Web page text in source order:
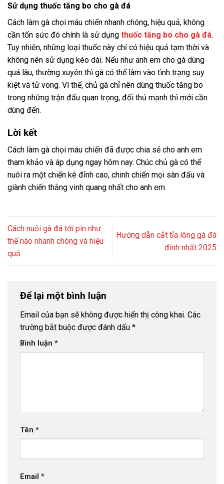
Sử dụng thuốc tăng bo cho gà đá
Cách làm gà chọi máu chiến nhanh chóng, hiệu quả, không
cần tốn sức đó chính là sử dụng thuốc tăng bo cho gà đá.
Tuy nhiên, những loại thuốc này chỉ có hiệu quả tạm thời và
không nên sử dụng kéo dài. Nếu như anh em cho gà dùng
quá lâu, thường xuyên thì gà có thể lâm vào tình trạng suy
kiệt và tử vong. Vì thế, chủ gà chỉ nên dùng thuốc tăng bo
trong những trận đấu quan trọng, đối thủ mạnh thì mới cần
dùng đến.
Lời kết
Cách làm gà chọi máu chiến đã được chia sẻ cho anh em
tham khảo và áp dụng ngay hôm nay. Chúc chủ gà có thể
nuôi ra một chiến kê đỉnh cao, chinh chiến mọi sàn đấu và
giành chiến thắng vinh quang nhất cho anh em.
Cách nuôi gà đá tới pin như
thế nào nhanh chóng và hiệu
quả
Hướng dẫn cắt tỉa lông gà đá
đỉnh nhất 2025
Để lại một bình luận
Email của bạn sẽ không được hiển thị công khai. Các
trường bắt buộc được đánh dấu *
Bình luận *
Tên *
Email *